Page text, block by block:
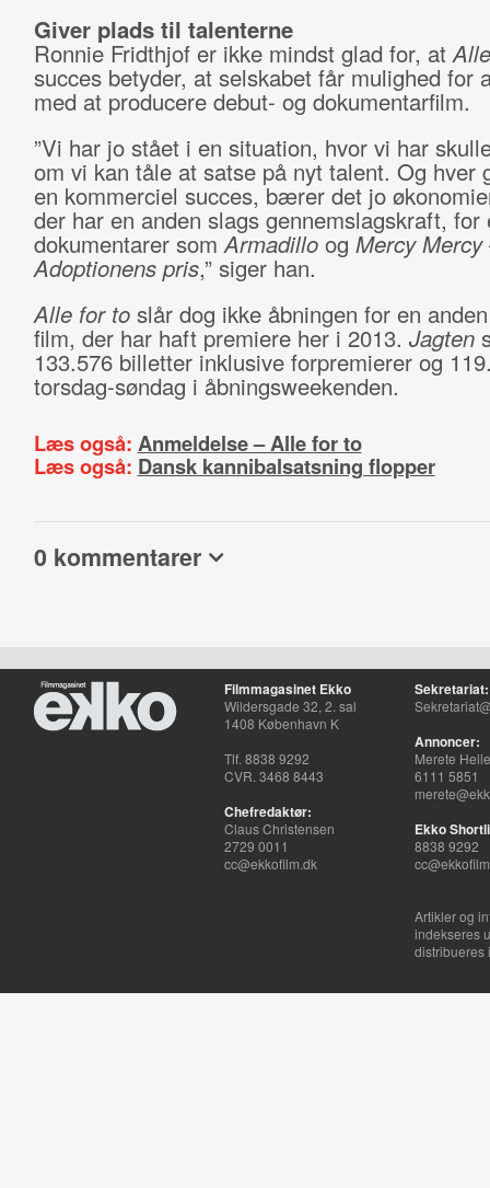
Giver plads til talenterne
Ronnie Fridthjof er ikke mindst glad for, at
succes betyder, at selskabet får mulighed for
med at producere debut- og dokumentarfilm.
”Vi har jo stået i en situation, hvor vi har
om vi kan tåle at satse på nyt talent. Og hver
en kommerciel succes, bærer det jo
der har en anden slags gennemslagskraft, for
dokumentarer somArmadilloog Mercy Mercy
Adoptionens pris,” siger han.
Alle for toslår dog ikke åbningen for en
film, der har haft premiere her i 2013. Jagten
133.576 billetter inklusive forpremierer og
torsdag-søndag i åbningsweekenden.
Læs også: Anmeldelse – Alle for to
Læs også: Dansk kannibalsatsning flopper
0 kommentarer
Filmmagasinet Ekko
Wildersgade 32, 2. sal
1408 København K
Tlf. 8838 9292
CVR. 3468 8443
Chefredaktør:
Claus Christensen
2729 0011
cc@ekkofilm.dk
Sekretariat:
Annoncer:
Merete
6111 5851
Ekko
8838 9292
Artikler og
indekseres
distribueres